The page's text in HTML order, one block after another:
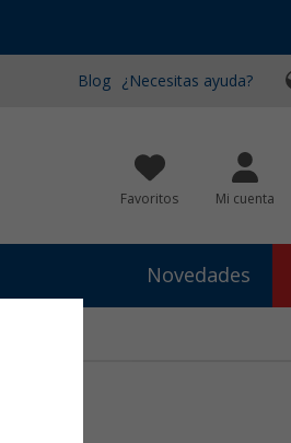
Blog ¿Necesitas ayuda?
Favoritos Mi cuenta
Novedades